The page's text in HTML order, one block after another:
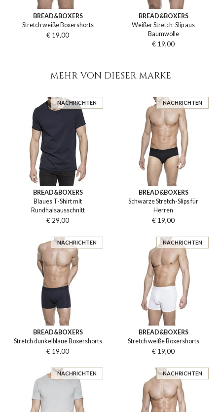
BREAD&BOXERS
Stretch weiße Boxershorts
€ 19,00
BREAD&BOXERS
Weißer Stretch-Slip aus
Baumwolle
€ 19,00
MEHR VON DIESER MARKE
NACHRICHTEN
BREAD&BOXERS
Blaues T-Shirt mit
Rundhalsausschnitt
€ 29,00
NACHRICHTEN
BREAD&BOXERS
Schwarze Stretch-Slips für
Herren
€ 19,00
NACHRICHTEN
BREAD&BOXERS
Stretch dunkelblaue Boxershorts
€ 19,00
NACHRICHTEN
BREAD&BOXERS
Stretch weiße Boxershorts
€ 19,00
NACHRICHTEN NACHRICHTEN